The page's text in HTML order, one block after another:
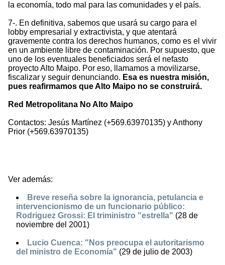
la economía, todo mal para las comunidades y el país.
7-. En definitiva, sabemos que usará su cargo para el
lobby empresarial y extractivista, y que atentará
gravemente contra los derechos humanos, como es el vivir
en un ambiente libre de contaminación. Por supuesto, que
uno de los eventuales beneficiados será el nefasto
proyecto Alto Maipo. Por eso, llamamos a movilizarse,
fiscalizar y seguir denunciando. Esa es nuestra misión,
pues reafirmamos que Alto Maipo no se construirá.
Red Metropolitana No Alto Maipo
Contactos: Jesús Martínez (+569.63970135) y Anthony
Prior (+569.63970135)
Ver además:
Breve reseña sobre la ignorancia, petulancia e
intervencionismo de un funcionario público:
Rodriguez Grossi: El triministro "estrella" (28 de
noviembre del 2001)
Lucio Cuenca: "Nos preocupa el autoritarismo
del ministro de Economía" (29 de julio de 2003)